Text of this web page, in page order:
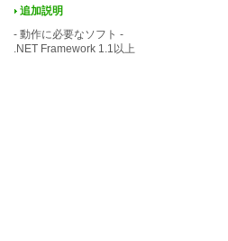
追加説明
- 動作に必要なソフト -
.NET Framework 1.1以上